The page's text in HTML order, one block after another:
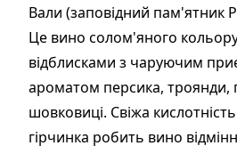
Вали (заповідний пам'ятник
Це вино солом'яного
відблисками з чаруючим
ароматом персика, троянди,
шовковиці. Свіжа
гірчинка робить вино